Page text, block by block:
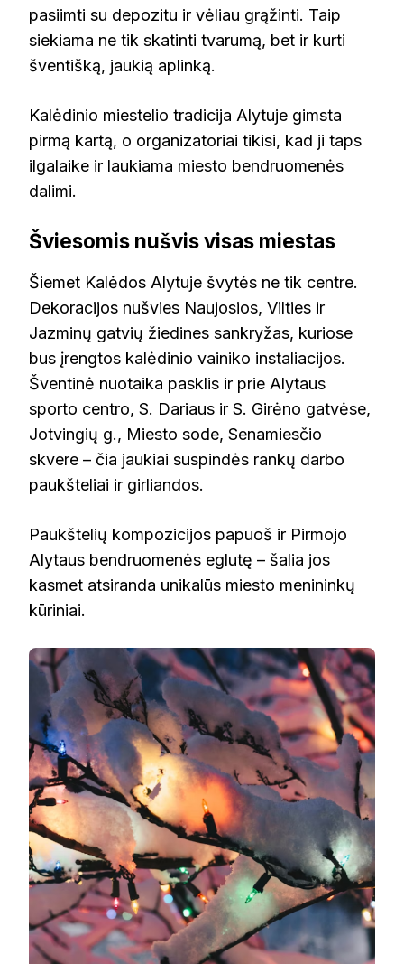
pasiimti su depozitu ir vėliau grąžinti. Taip
siekiama ne tik skatinti tvarumą, bet ir kurti
šventišką, jaukią aplinką.
Kalėdinio miestelio tradicija Alytuje gimsta
pirmą kartą, o organizatoriai tikisi, kad ji taps
ilgalaike ir laukiama miesto bendruomenės
dalimi.
Šviesomis nušvis visas miestas
Šiemet Kalėdos Alytuje švytės ne tik centre.
Dekoracijos nušvies Naujosios, Vilties ir
Jazminų gatvių žiedines sankryžas, kuriose
bus įrengtos kalėdinio vainiko instaliacijos.
Šventinė nuotaika pasklis ir prie Alytaus
sporto centro, S. Dariaus ir S. Girėno gatvėse,
Jotvingių g., Miesto sode, Senamiesčio
skvere – čia jaukiai suspindės rankų darbo
paukšteliai ir girliandos.
Paukštelių kompozicijos papuoš ir Pirmojo
Alytaus bendruomenės eglutę – šalia jos
kasmet atsiranda unikalūs miesto menininkų
kūriniai.